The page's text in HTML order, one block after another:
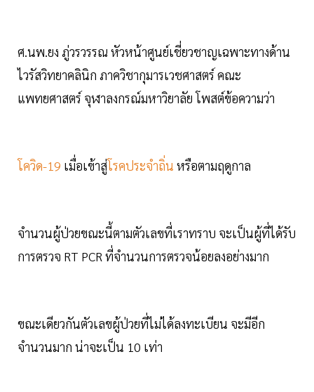
ศ.นพ.ยง ภู่วรวรรณ หัวหน้าศูนย์เชี่ยวชาญเฉพาะทางด้าน
ไวรัสวิทยาคลินิก ภาควิชากุมารเวชศาสตร์ คณะ
แพทยศาสตร์ จุฬาลงกรณ์มหาวิยาลัย โพสต์ข้อความว่า
โควิด-19 เมื่อเข้าสู่โรคประจำถิ่น หรือตามฤดูกาล
จำนวนผู้ป่วยขณะนี้ตามตัวเลขที่เราทราบ จะเป็นผู้ที่ได้รับ
การตรวจ RT PCR ที่จำนวนการตรวจน้อยลงอย่างมาก
ขณะเดียวกันตัวเลขผู้ป่วยที่ไม่ได้ลงทะเบียน จะมีอีก
จำนวนมาก น่าจะเป็น 10 เท่า